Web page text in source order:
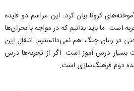
کرونا بیان کرد: این مراسم دو فایده
است. ما باید بدانیم که در مواجه با بحران‌ها
در زمان جنگ هم نمی‌دانستیم. انتقال این
درس آموز است. اگر از تجربه‌ها درس
دوم فرهنگ‌سازی است.